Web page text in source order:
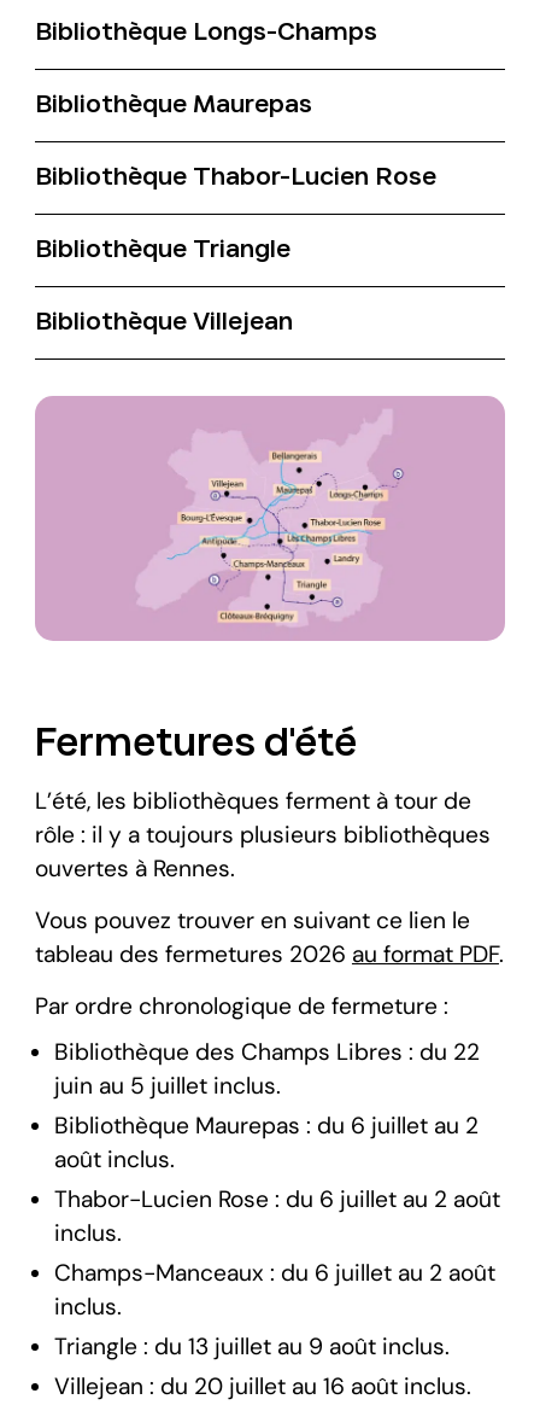
Bibliothèque Longs-Champs
Bibliothèque Maurepas
Bibliothèque Thabor-Lucien Rose
Bibliothèque Triangle
Bibliothèque Villejean
Fermetures d'été
L’été, les bibliothèques ferment à tour de
rôle : il y a toujours plusieurs bibliothèques
ouvertes à Rennes.
Vous pouvez trouver en suivant ce lien le
tableau des fermetures 2026 au format PDF.
Par ordre chronologique de fermeture :
Bibliothèque des Champs Libres : du 22
juin au 5 juillet inclus.
Bibliothèque Maurepas : du 6 juillet au 2
août inclus.
Thabor-Lucien Rose : du 6 juillet au 2 août
inclus.
Champs-Manceaux : du 6 juillet au 2 août
inclus.
Triangle : du 13 juillet au 9 août inclus.
Villejean : du 20 juillet au 16 août inclus.